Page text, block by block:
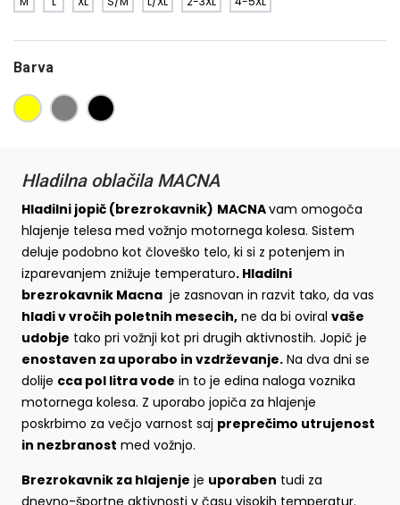
Barva
Hladilna oblačila MACNA
Hladilni jopič (brezrokavnik) MACNAvam omogoča
hlajenje telesa med vožnjo motornega kolesa. Sistem
deluje podobno kot človeško telo, ki si z potenjem in
izparevanjem znižuje temperaturo. Hladilni
brezrokavnik Macna je zasnovan in razvit tako, da vas
hladi v vročih poletnih mesecih, ne da bi oviral vaše
udobje tako pri vožnji kot pri drugih aktivnostih. Jopič je
enostaven za uporabo in vzdrževanje. Na dva dni se
dolije cca pol litra vode in to je edina naloga voznika
motornega kolesa. Z uporabo jopiča za hlajenje
poskrbimo za večjo varnost saj preprečimo utrujenost
in nezbranost med vožnjo.
Brezrokavnik za hlajenje je uporaben tudi za
dnevno-športne aktivnosti v času visokih temperatur.